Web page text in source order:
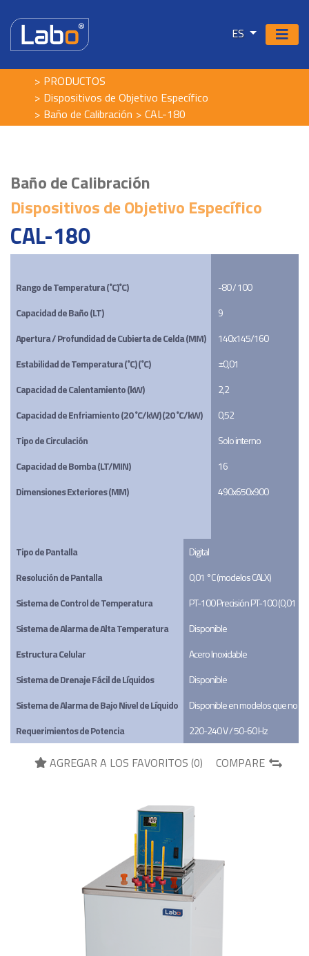
ES
PRODUCTOS
Dispositivos de Objetivo Específico
Baño de Calibración
CAL-180
Baño de Calibración
Dispositivos de Objetivo Específico
CAL-180
Rango de Temperatura (˚C)˚C)
Capacidad de Baño (LT)
Apertura / Profundidad de Cubierta de Celda (MM)
Estabilidad de Temperatura (˚C) (˚C)
Capacidad de Calentamiento (kW)
Capacidad de Enfriamiento (20 ˚C/kW) (20 ˚C/kW)
Tipo de Circulación
Capacidad de Bomba (LT/MIN)
Dimensiones Exteriores (MM)
-80 / 100
9
140x145/160
±0,01
2,2
0,52
Solo interno
16
490x650x900
Tipo de Pantalla
Digital
Resolución de Pantalla
0,01 °C (modelos CALX)
Sistema de Control de Temperatura
PT-100 Precisión PT-100 (0,01 °C)
Sistema de Alarma de Alta Temperatura
Disponible
Estructura Celular
Acero Inoxidable
Sistema de Drenaje Fácil de Líquidos
Disponible
Sistema de Alarma de Bajo Nivel de Líquido
Disponible en modelos que no
Requerimientos de Potencia
220-240 V / 50-60 Hz
AGREGAR A LOS FAVORITOS (0) COMPARE